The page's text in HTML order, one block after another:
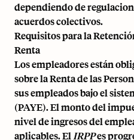
dependiendo de
acuerdos colectivos.
Requisitos para la
Renta
Los empleadores están
sobre la Renta de las
sus empleados bajo el
(PAYE). El monto del
nivel de ingresos del
aplicables. El IRPPes